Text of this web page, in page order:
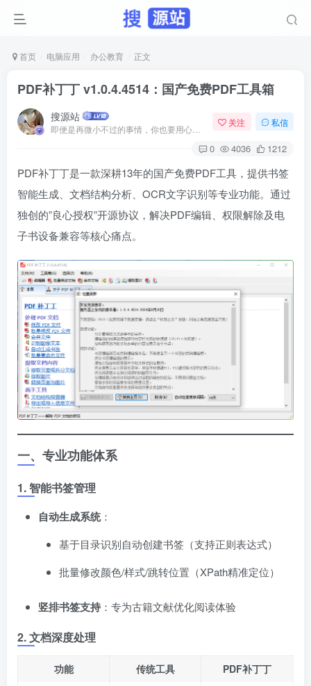
首页 电脑应用 办公教育 正文
PDF补丁丁 v1.0.4.4514：国产免费PDF工具箱
搜源站 关注 私信
0 4036 1212
PDF补丁丁是一款深耕13年的国产免费PDF工具，提供书签
智能生成、文档结构分析、OCR文字识别等专业功能。通过
独创的”良心授权”开源协议，解决PDF编辑、权限解除及电
子书设备兼容等核心痛点。
一、专业功能体系
1. 智能书签管理
自动生成系统​：
基于目录识别自动创建书签（支持正则表达式）
批量修改颜色/样式/跳转位置（XPath精准定位）
竖排书签支持​：专为古籍文献优化阅读体验
2. 文档深度处理
功能 传统工具
PDF补丁丁